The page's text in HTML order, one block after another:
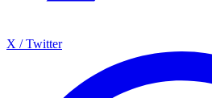
X / Twitter